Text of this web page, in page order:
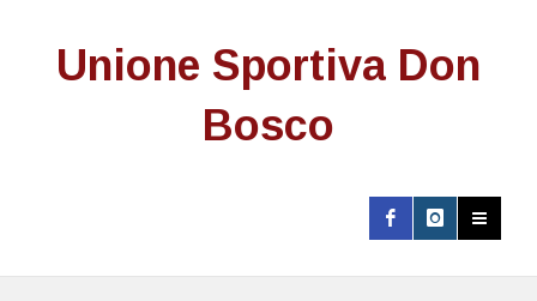
Unione Sportiva Don
Bosco